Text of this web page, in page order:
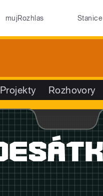
mujRozhlas Stanice
Projekty Rozhovory